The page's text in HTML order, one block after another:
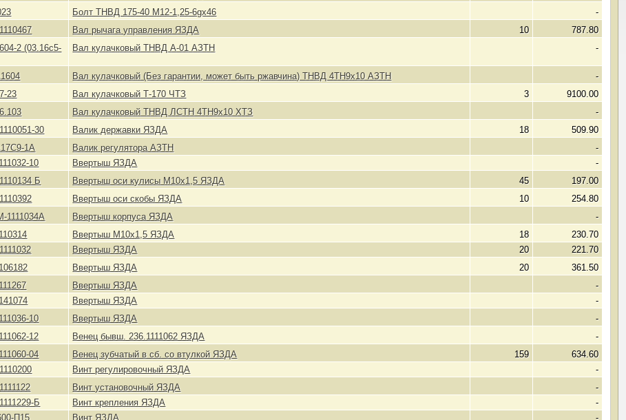
Болт ТНВД 175-40 М12-1,25-6gх46
-
Вал рычага управления ЯЗДА 10
787.80
2 (03.16с5-
Вал кулачковый ТНВД А-01 АЗТН -
Вал кулачковый (Без гарантии, может быть ржавчина) ТНВД 4ТН9х10 АЗТН
-
23
Вал кулачковый Т-170 ЧТЗ 3
9100.00
Вал кулачковый ТНВД ЛСТН 4ТН9х10 ХТЗ
-
30
Валик державки ЯЗДА 18
509.90
1А
Валик регулятора АЗТН
-
10
Ввертыш ЯЗДА
-
Б
Ввертыш оси кулисы М10х1,5 ЯЗДА 45
197.00
Ввертыш оси скобы ЯЗДА 10
254.80
1111034А
Ввертыш корпуса ЯЗДА
-
Ввертыш М10х1,5 ЯЗДА 18
230.70
Ввертыш ЯЗДА 20
221.70
Ввертыш ЯЗДА 20
361.50
Ввертыш ЯЗДА
-
Ввертыш ЯЗДА
-
10
Ввертыш ЯЗДА
-
12
Венец бывш. 236.1111062 ЯЗДА
-
04
Венец зубчатый в сб. со втулкой ЯЗДА 159
634.60
Винт регулировочный ЯЗДА
-
Винт установочный ЯЗДА
-
Б
Винт крепления ЯЗДА
-
П15
Винт ЯЗДА -